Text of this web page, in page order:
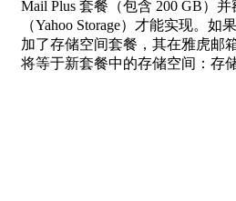
Mail Plus 套餐（包含 200 GB）
（Yahoo Storage）才能实现。
加了存储空间套餐，其在雅虎邮
将等于新套餐中的存储空间：存